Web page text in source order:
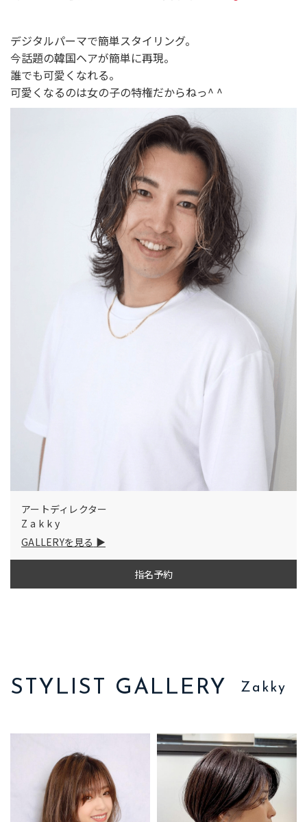
デジタルパーマで簡単スタイリング。
今話題の韓国ヘアが簡単に再現。
誰でも可愛くなれる。
可愛くなるのは女の子の特権だからねっ^ ^
アートディレクター
Zakky
GALLERYを見る
指名予約
STYLIST GALLERY Zakky